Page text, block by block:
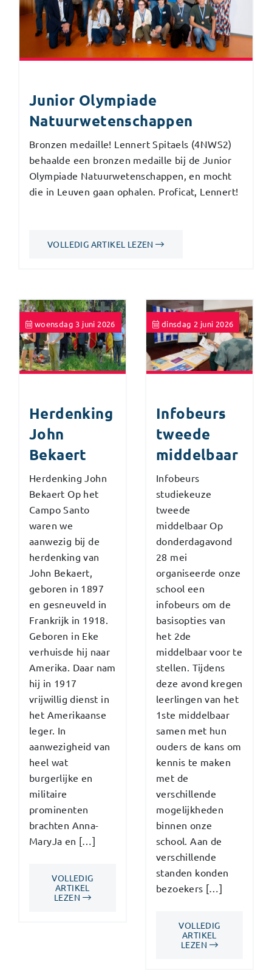
Junior Olympiade
Natuurwetenschappen
Bronzen medaille! Lennert Spitaels (4NWS2)
behaalde een bronzen medaille bij de Junior
Olympiade Natuurwetenschappen, en mocht
die in Leuven gaan ophalen. Proficat, Lennert!
VOLLEDIG ARTIKEL LEZEN
woensdag 3 juni 2026
Herdenking
John
Bekaert
Herdenking John
Bekaert Op het
Campo Santo
waren we
aanwezig bij de
herdenking van
John Bekaert,
geboren in 1897
en gesneuveld in
Frankrijk in 1918.
Geboren in Eke
verhuisde hij naar
Amerika. Daar nam
hij in 1917
vrijwillig dienst in
het Amerikaanse
leger. In
aanwezigheid van
heel wat
burgerlijke en
militaire
prominenten
brachten Anna-
MaryJa en […]
VOLLEDIG
ARTIKEL
LEZEN
dinsdag 2 juni 2026
Infobeurs
tweede
middelbaar
Infobeurs
studiekeuze
tweede
middelbaar Op
donderdagavond
28 mei
organiseerde onze
school een
infobeurs om de
basisopties van
het 2de
middelbaar voor te
stellen. Tijdens
deze avond kregen
leerlingen van het
1ste middelbaar
samen met hun
ouders de kans om
kennis te maken
met de
verschillende
mogelijkheden
binnen onze
school. Aan de
verschillende
standen konden
bezoekers […]
VOLLEDIG
ARTIKEL
LEZEN